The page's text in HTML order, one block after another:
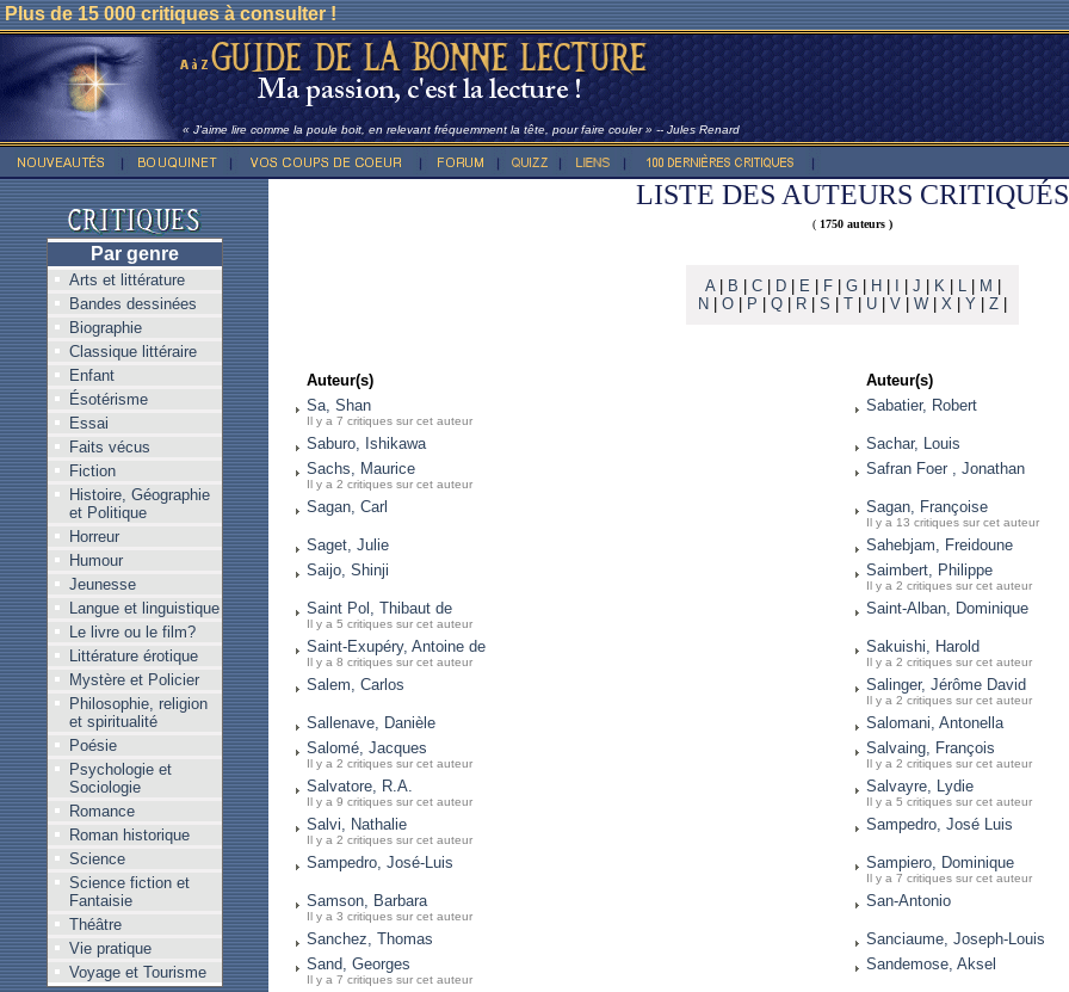
Plus de 15 000 critiques à consulter !
« J'aime lire comme la poule boit, en relevant fréquemment la tête, pour faire couler » -- Jules Renard
Par genre
Arts et littérature
Bandes dessinées
Biographie
Classique littéraire
Enfant
Ésotérisme
Essai
Faits vécus
Fiction
Histoire, Géographie
et Politique
Horreur
Humour
Jeunesse
Langue et linguistique
Le livre ou le film?
Littérature érotique
Mystère et Policier
Philosophie, religion
et spiritualité
Poésie
Psychologie et
Sociologie
Romance
Roman historique
Science
Science fiction et
Fantaisie
Théâtre
Vie pratique
Voyage et Tourisme
LISTE DES AUTEURS CRITIQUÉS
( 1750 auteurs )
A| B C| D| E F| G| H J K| L| M
N
O P Q R S T U V W X Y Z
Auteur(s)
Auteur(s)
Sa, Shan
Il y a 7 critiques sur cet auteur
Sabatier, Robert
Saburo, Ishikawa
Sachar, Louis
Sachs, Maurice
Il y a 2 critiques sur cet auteur
Safran Foer , Jonathan
Sagan, Carl Sagan, Françoise
Il y a 13 critiques sur cet auteur
Saget, Julie
Sahebjam, Freidoune
Saijo, Shinji
Saimbert, Philippe
Il y a 2 critiques sur cet auteur
Saint Pol, Thibaut de
Il y a 5 critiques sur cet auteur
Saint-Alban, Dominique
Saint-Exupéry, Antoine de
Il y a 8 critiques sur cet auteur
Sakuishi, Harold
Il y a 2 critiques sur cet auteur
Salem, Carlos Salinger, Jérôme David
Il y a 2 critiques sur cet auteur
Sallenave, Danièle
Salomani, Antonella
Salomé, Jacques
Il y a 2 critiques sur cet auteur
Salvaing, François
Il y a 2 critiques sur cet auteur
Salvatore, R.A.
Il y a 9 critiques sur cet auteur
Salvayre, Lydie
Il y a 5 critiques sur cet auteur
Salvi, Nathalie
Il y a 2 critiques sur cet auteur
Sampedro, José Luis
Sampedro, José-Luis Sampiero, Dominique
Il y a 7 critiques sur cet auteur
Samson, Barbara
Il y a 3 critiques sur cet auteur
San-Antonio
Sanchez, Thomas
Sanciaume, Joseph-Louis
Sand, Georges
Il y a 7 critiques sur cet auteur
Sandemose, Aksel